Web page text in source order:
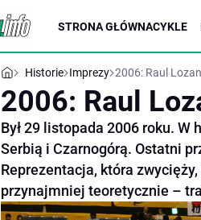
STRONA GŁÓWNACYKLE
Historie Imprezy 2006: Raul
2006: Raul
Był 29 listopada 2006 roku. W
Serbią i Czarnogórą. Ostatni
Reprezentacja, która
przynajmniej teoretycznie –